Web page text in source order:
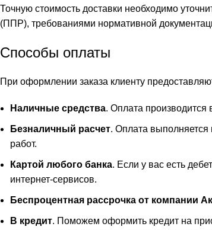
Точную стоимость доставки необходимо
(ППР), требованиями нормативной
Способы оплаты
При оформлении заказа клиенту
Наличные средства. Оплата производится
Безналичный расчет. Оплата выполняется
работ.
Картой любого банка. Если у вас есть
интернет-сервисов.
Беспроцентная рассрочка от компании
В кредит. Поможем оформить кредит на